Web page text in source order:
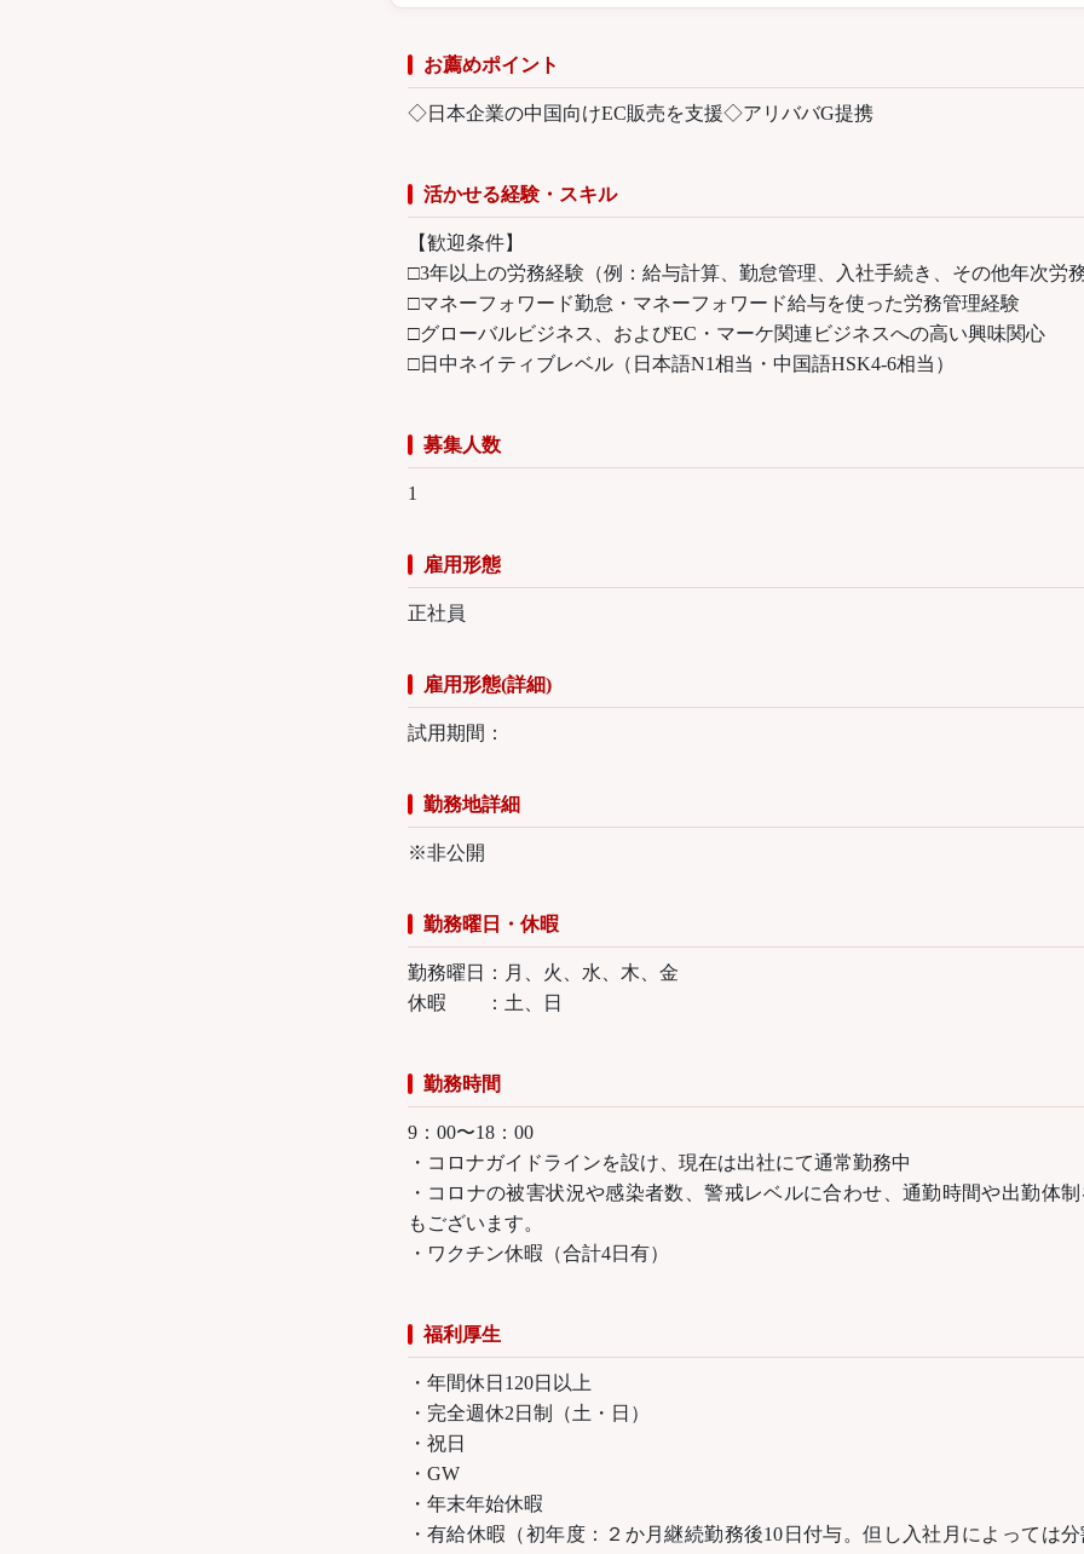
お薦めポイント
◇日本企業の中国向けEC販売を支援◇アリババG提携
活かせる経験・スキル
【歓迎条件】
□3年以上の労務経験（例：給与計算、勤怠管理、入社手続き、その他年次労
□マネーフォワード勤怠・マネーフォワード給与を使った労務管理経験
□グローバルビジネス、およびEC・マーケ関連ビジネスへの高い興味関心
□日中ネイティブレベル（日本語N1相当・中国語HSK4-6相当）
募集人数
1
雇用形態
正社員
雇用形態(詳細)
試用期間：
勤務地詳細
※非公開
勤務曜日・休暇
勤務曜日：月、火、水、木、金
休暇 ：土、日
勤務時間
9：00〜18：00
・コロナガイドラインを設け、現在は出社にて通常勤務中
・コロナの被害状況や感染者数、警戒レベルに合わせ、通勤時間や出勤体
もございます。
・ワクチン休暇（合計4日有）
福利厚生
・年間休日120日以上
・完全週休2日制（土・日）
・祝日
・GW
・年末年始休暇
・有給休暇（初年度：２か月継続勤務後10日付与。但し入社月によっては